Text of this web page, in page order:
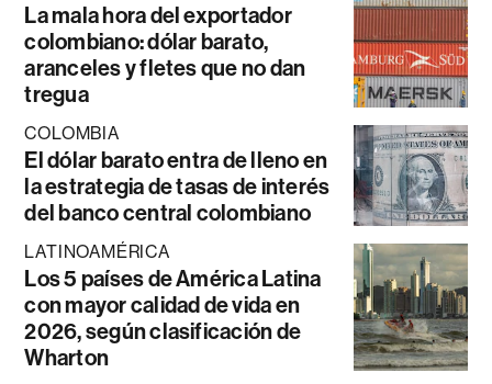
La mala hora del exportador
colombiano: dólar barato,
aranceles y fletes que no dan
tregua
COLOMBIA
El dólar barato entra de lleno en
la estrategia de tasas de interés
del banco central colombiano
LATINOAMÉRICA
Los 5 países de América Latina
con mayor calidad de vida en
2026, según clasificación de
Wharton